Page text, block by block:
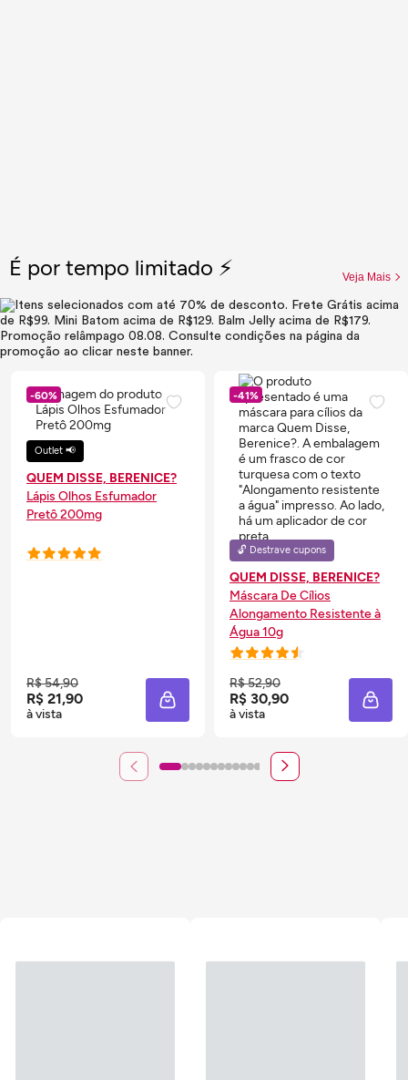
É por tempo limitado ⚡ Veja Mais
-60%
Outlet 📢
QUEM DISSE, BERENICE?
Lápis Olhos Esfumador
Pretô 200mg
R$ 54,90
R$ 21,90
à vista ADICIONAR À SACOLA
-41%
🔓 Destrave cupons
QUEM DISSE, BERENICE?
Máscara De Cílios
Alongamento Resistente à
Água 10g
R$ 52,90
R$ 30,90
à vista